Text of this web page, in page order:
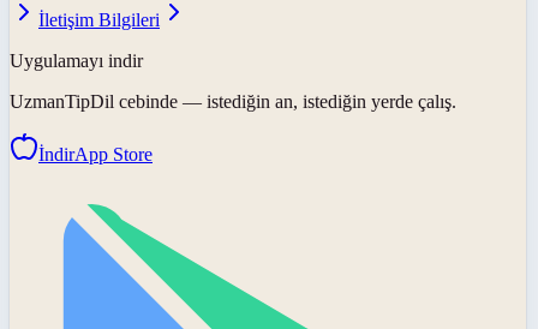
İletişim Bilgileri
Uygulamayı indir
UzmanTipDil cebinde — istediğin an, istediğin yerde çalış.
İndirApp Store